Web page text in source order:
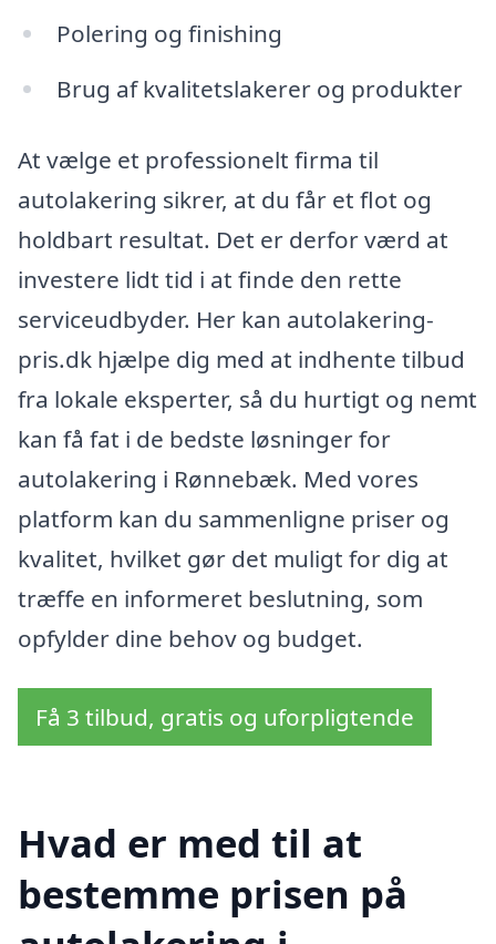
Polering og finishing
Brug af kvalitetslakerer og produkter
At vælge et professionelt firma til
autolakering sikrer, at du får et flot og
holdbart resultat. Det er derfor værd at
investere lidt tid i at finde den rette
serviceudbyder. Her kan autolakering-
pris.dk hjælpe dig med at indhente tilbud
fra lokale eksperter, så du hurtigt og nemt
kan få fat i de bedste løsninger for
autolakering i Rønnebæk. Med vores
platform kan du sammenligne priser og
kvalitet, hvilket gør det muligt for dig at
træffe en informeret beslutning, som
opfylder dine behov og budget.
Få 3 tilbud, gratis og uforpligtende
Hvad er med til at
bestemme prisen på